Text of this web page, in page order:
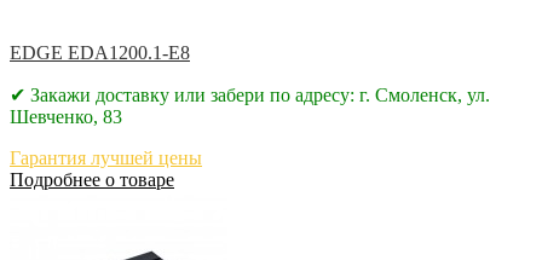
EDGE EDA1200.1-E8
✔ Закажи доставку или забери по адресу: г. Смоленск, ул.
Шевченко, 83
Гарантия лучшей цены
Подробнее о товаре